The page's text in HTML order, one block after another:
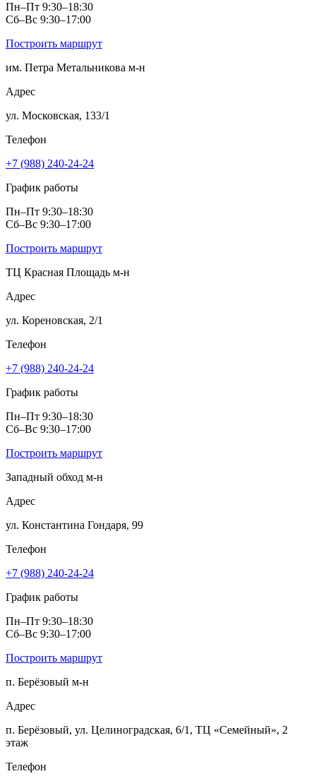
Пн–Пт 9:30–18:30
Сб–Вс 9:30–17:00
Построить маршрут
им. Петра Метальникова м‑н
Адрес
ул. Московская, 133/1
Телефон
+7 (988) 240-24-24
График работы
Пн–Пт 9:30–18:30
Сб–Вс 9:30–17:00
Построить маршрут
ТЦ Красная Площадь м‑н
Адрес
ул. Кореновская, 2/1
Телефон
+7 (988) 240-24-24
График работы
Пн–Пт 9:30–18:30
Сб–Вс 9:30–17:00
Построить маршрут
Западный обход м‑н
Адрес
ул. Константина Гондаря, 99
Телефон
+7 (988) 240-24-24
График работы
Пн–Пт 9:30–18:30
Сб–Вс 9:30–17:00
Построить маршрут
п. Берёзовый м‑н
Адрес
п. Берёзовый, ул. Целиноградская, 6/1, ТЦ «Семейный», 2
этаж
Телефон